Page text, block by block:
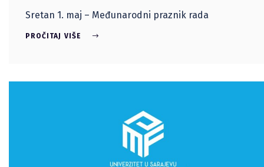
Sretan 1. maj – Međunarodni praznik rada
PROČITAJ VIŠE